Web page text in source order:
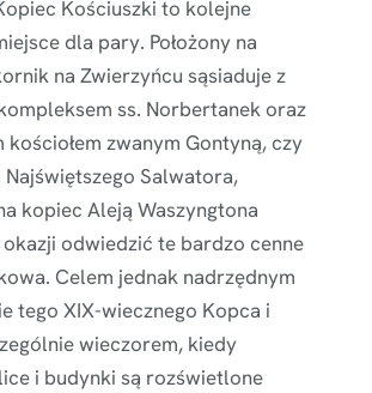
Kościuszki to kolejne
dla pary. Położony na
na Zwierzyńcu sąsiaduje z
ss. Norbertanek oraz
zwanym Gontyną, czy
Najświętszego Salwatora,
kopiec Aleją Waszyngtona
odwiedzić te bardzo cenne
Celem jednak nadrzędnym
tego XIX-wiecznego Kopca i
wieczorem, kiedy
i budynki są rozświetlone